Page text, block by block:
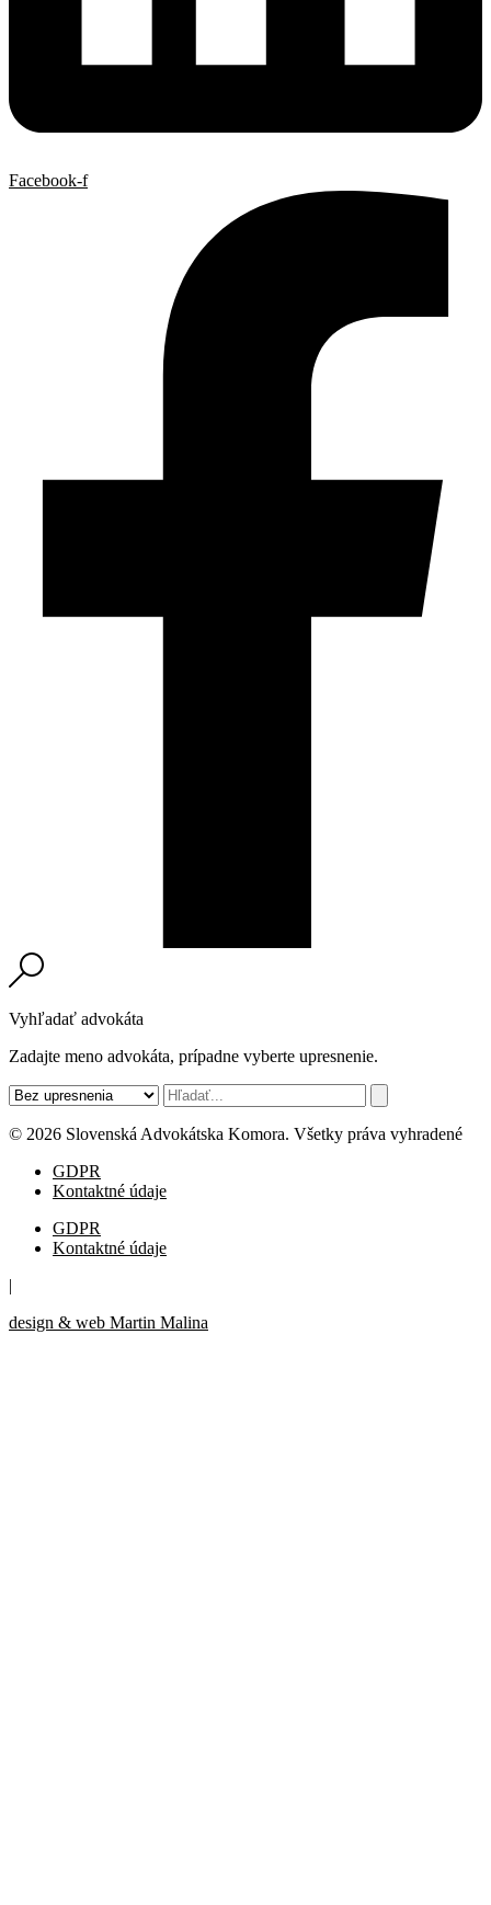
Facebook-f
Vyhľadať advokáta
Zadajte meno advokáta, prípadne vyberte upresnenie.
© 2026 Slovenská Advokátska Komora. Všetky práva vyhradené
GDPR
Kontaktné údaje
GDPR
Kontaktné údaje
|
design & web Martin Malina